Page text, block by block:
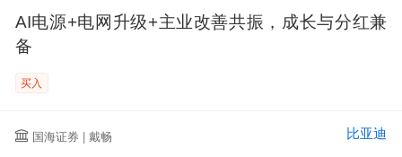
AI电源+电网升级+主业改善共振，成长与分红兼
备
买入
国海证券 | 戴畅 比亚迪